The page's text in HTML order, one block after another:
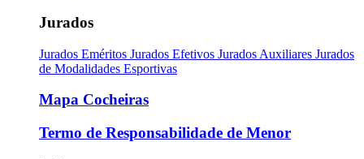
Jurados
Jurados Eméritos Jurados Efetivos Jurados Auxiliares Jurados
de Modalidades Esportivas
Mapa Cocheiras
Termo de Responsabilidade de Menor